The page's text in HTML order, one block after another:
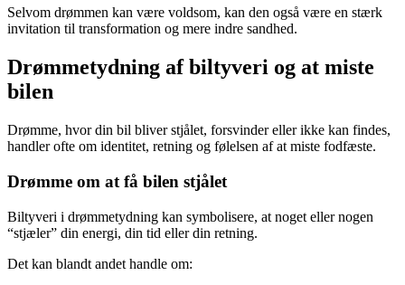
Selvom drømmen kan være voldsom, kan den også være en stærk
invitation til transformation og mere indre sandhed.
Drømmetydning af biltyveri og at miste
bilen
Drømme, hvor din bil bliver stjålet, forsvinder eller ikke kan findes,
handler ofte om identitet, retning og følelsen af at miste fodfæste.
Drømme om at få bilen stjålet
Biltyveri i drømmetydning kan symbolisere, at noget eller nogen
“stjæler” din energi, din tid eller din retning.
Det kan blandt andet handle om: